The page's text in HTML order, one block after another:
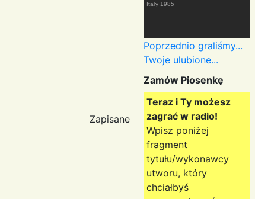
Zapisane
Italy 1985
Poprzednio graliśmy...
Twoje ulubione...
Zamów Piosenkę
Teraz i Ty możesz
zagrać w radio!
Wpisz poniżej
fragment
tytułu/wykonawcy
utworu, który
chciałbyś